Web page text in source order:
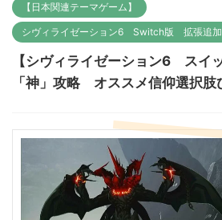
【日本関連テーマゲーム】
シヴィライゼーション6 Switch版 拡張追
【シヴィライゼーション6 スイ
「神」攻略 オススメ信仰選択肢